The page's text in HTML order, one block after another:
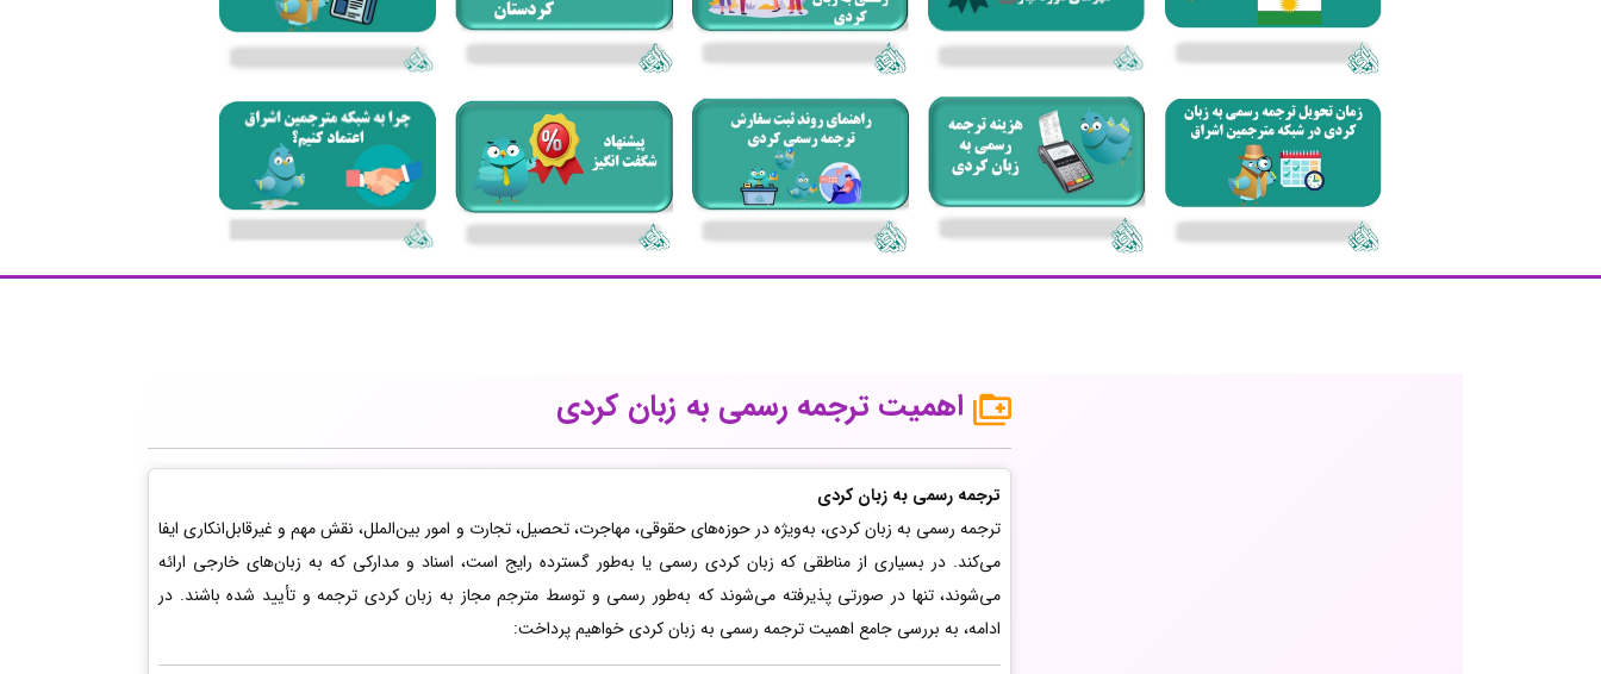
اهمیت ترجمه رسمی به زبان کردی
ترجمه رسمی به زبان کردی
ترجمه رسمی به زبان کردی، به‌ویژه در حوزه‌های حقوقی، مهاجرت، تحصیل، تجارت و امور بین‌الملل، نقش مهم و غیرقابل‌انکاری ایفا
می‌کند. در بسیاری از مناطقی که زبان کردی رسمی یا به‌طور گسترده رایج است، اسناد و مدارکی که به زبان‌های خارجی ارائه
می‌شوند، تنها در صورتی پذیرفته می‌شوند که به‌طور رسمی و توسط مترجم مجاز به زبان کردی ترجمه و تأیید شده باشند. در
ادامه، به بررسی جامع اهمیت ترجمه رسمی به زبان کردی خواهیم پرداخت: